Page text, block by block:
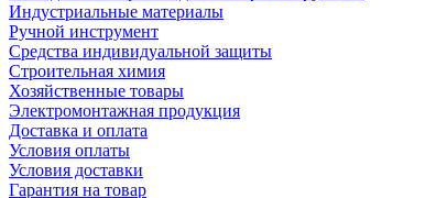
Индустриальные материалы
Ручной инструмент
Средства индивидуальной защиты
Строительная химия
Хозяйственные товары
Электромонтажная продукция
Доставка и оплата
Условия оплаты
Условия доставки
Гарантия на товар